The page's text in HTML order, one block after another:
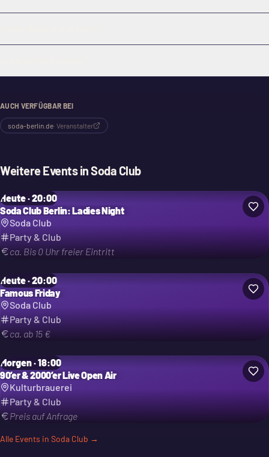
AUCH VERFÜGBAR BEI
soda-berlin.de· Veranstalter
Weitere Events inSoda Club
Heute · 20:00
Soda Club Berlin: Ladies Night
Soda Club
Party & Club
ca. Bis 0 Uhr freier Eintritt
Heute · 20:00
Famous Friday
Soda Club
Party & Club
ca. ab 15 €
Morgen · 18:00
90’er & 2000’er Live Open Air
Kulturbrauerei
Party & Club
Preis auf Anfrage
Alle Events in Soda Club →